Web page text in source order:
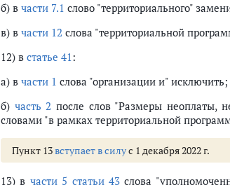
б) в части 7.1 слово "территориального"
в) в части 12 слова "территориальной
12) в статье 41:
а) в части 1 слова "организации и" исключить;
б) часть 2 после слов "Размеры неоплаты,
словами "в рамках территориальной
Пункт 13вступает в силус 1 декабря 2022 г.
13) в части 5 статьи 43слова